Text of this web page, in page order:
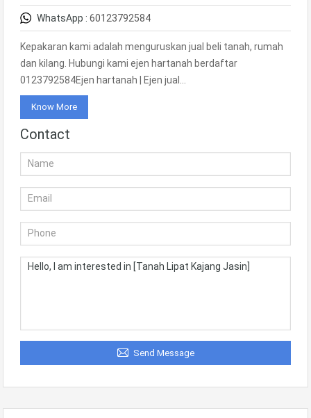
WhatsApp : 60123792584
Kepakaran kami adalah menguruskan jual beli tanah, rumah
dan kilang. Hubungi kami ejen hartanah berdaftar
0123792584Ejen hartanah | Ejen jual…
Know More
Contact
Send Message